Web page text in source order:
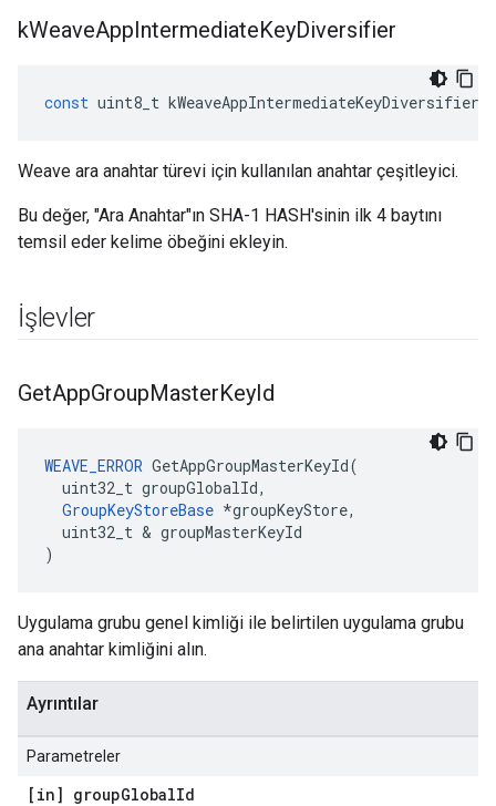
kWeaveAppIntermediateKeyDiversifier
const uint8_t kWeaveAppIntermediateKeyDiversifier
Weave ara anahtar türevi için kullanılan anahtar çeşitleyici.
Bu değer, "Ara Anahtar"ın SHA-1 HASH'sinin ilk 4 baytını
temsil eder kelime öbeğini ekleyin.
İşlevler
GetAppGroupMasterKeyId
WEAVE_ERROR GetAppGroupMasterKeyId(
  uint32_t groupGlobalId,
GroupKeyStoreBase *groupKeyStore,
  uint32_t & groupMasterKeyId
)
Uygulama grubu genel kimliği ile belirtilen uygulama grubu
ana anahtar kimliğini alın.
Ayrıntılar
Parametreler
[in] groupGlobalId